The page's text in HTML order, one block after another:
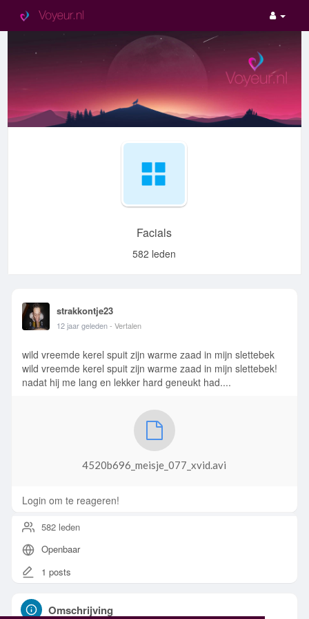
Facials
582 leden
strakkontje23
12 jaar geleden - Vertalen
wild vreemde kerel spuit zijn warme zaad in mijn slettebek
wild vreemde kerel spuit zijn warme zaad in mijn slettebek!
nadat hij me lang en lekker hard geneukt had....
4520b696_meisje_077_xvid.avi
Login om te reageren!
582 leden
Openbaar
1 posts
Omschrijving